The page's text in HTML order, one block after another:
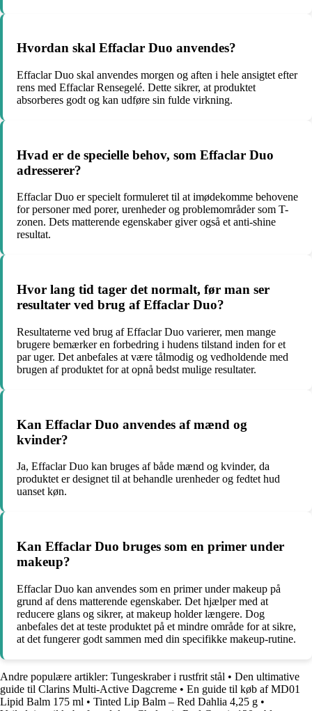
Hvordan skal Effaclar Duo anvendes?
Effaclar Duo skal anvendes morgen og aften i hele ansigtet efter
rens med Effaclar Rensegelé. Dette sikrer, at produktet
absorberes godt og kan udføre sin fulde virkning.
Hvad er de specielle behov, som Effaclar Duo
adresserer?
Effaclar Duo er specielt formuleret til at imødekomme behovene
for personer med porer, urenheder og problemområder som T-
zonen. Dets matterende egenskaber giver også et anti-shine
resultat.
Hvor lang tid tager det normalt, før man ser
resultater ved brug af Effaclar Duo?
Resultaterne ved brug af Effaclar Duo varierer, men mange
brugere bemærker en forbedring i hudens tilstand inden for et
par uger. Det anbefales at være tålmodig og vedholdende med
brugen af produktet for at opnå bedst mulige resultater.
Kan Effaclar Duo anvendes af mænd og
kvinder?
Ja, Effaclar Duo kan bruges af både mænd og kvinder, da
produktet er designet til at behandle urenheder og fedtet hud
uanset køn.
Kan Effaclar Duo bruges som en primer under
makeup?
Effaclar Duo kan anvendes som en primer under makeup på
grund af dens matterende egenskaber. Det hjælper med at
reducere glans og sikrer, at makeup holder længere. Dog
anbefales det at teste produktet på et mindre område for at sikre,
at det fungerer godt sammen med din specifikke makeup-rutine.
Andre populære artikler: Tungeskraber i rustfrit stål • Den ultimative
guide til Clarins Multi-Active Dagcreme • En guide til køb af MD01
Lipid Balm 175 ml • Tinted Lip Balm – Red Dahlia 4,25 g •